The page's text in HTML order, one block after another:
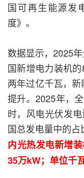
国可再生能源发
度》。
数据显示，2025
国新增电力装机
两年过亿千瓦，
提升。2025年，
时，风电光伏发
国总发电量中的占
内光热发电新增
35万kW；单位千